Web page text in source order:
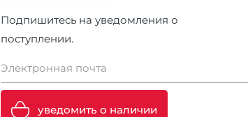
Подпишитесь на уведомления о
поступлении.
Электронная почта
уведомить о наличии